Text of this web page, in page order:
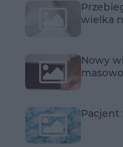
wielka
Nowy
Pacjent